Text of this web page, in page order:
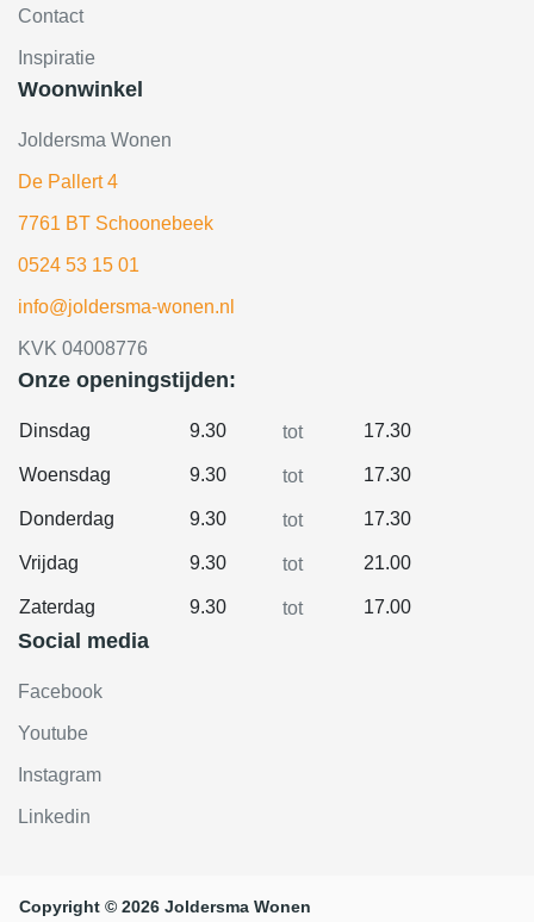
Contact
Inspiratie
Woonwinkel
Joldersma Wonen
De Pallert 4
7761 BT Schoonebeek
0524 53 15 01
info@joldersma-wonen.nl
KVK 04008776
Onze openingstijden:
Dinsdag 9.30 tot 17.30
Woensdag 9.30 tot 17.30
Donderdag 9.30 tot 17.30
Vrijdag 9.30 tot 21.00
Zaterdag 9.30 tot 17.00
Social media
Facebook
Youtube
Instagram
Linkedin
Copyright © 2026 Joldersma Wonen